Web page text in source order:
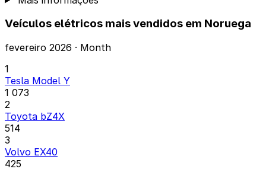
Veículos elétricos mais vendidos em Noruega
fevereiro 2026 · Month
1
Tesla Model Y
1 073
2
Toyota bZ4X
514
3
Volvo EX40
425